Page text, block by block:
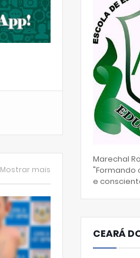
Mostrar mais
Marechal
"Formando
e
CEARÁ